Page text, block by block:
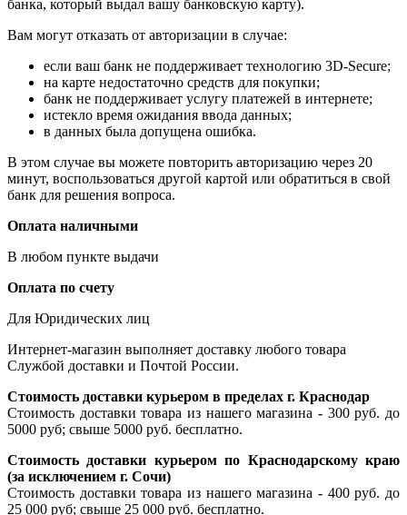
банка, который выдал вашу банковскую карту).
Вам могут отказать от авторизации в случае:
если ваш банк не поддерживает технологию 3D-Secure;
на карте недостаточно средств для покупки;
банк не поддерживает услугу платежей в интернете;
истекло время ожидания ввода данных;
в данных была допущена ошибка.
В этом случае вы можете повторить авторизацию через 20
минут, воспользоваться другой картой или обратиться в свой
банк для решения вопроса.
Оплата наличными
В любом пункте выдачи
Оплата по счету
Для Юридических лиц
Интернет-магазин выполняет доставку любого товара
Службой доставки и Почтой России.
Стоимость доставки курьером в пределах г. Краснодар
Стоимость доставки товара из нашего магазина - 300 руб. до
5000 руб; свыше 5000 руб. бесплатно.
Стоимость доставки курьером по Краснодарскому краю
(за исключением г. Сочи)
Стоимость доставки товара из нашего магазина - 400 руб. до
25 000 руб; свыше 25 000 руб. бесплатно.